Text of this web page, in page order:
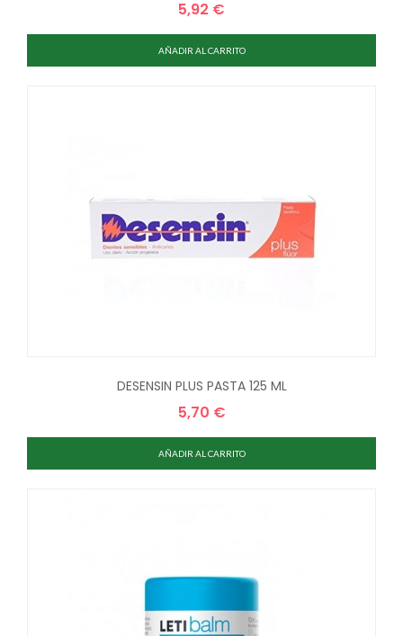
Precio
5,92 €
AÑADIR AL CARRITO
DESENSIN PLUS PASTA 125 ML
Precio
5,70 €
AÑADIR AL CARRITO